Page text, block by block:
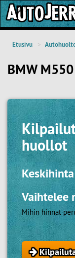
Etusivu
BMW
huollot
Vaihtelee
Mihin hinnat